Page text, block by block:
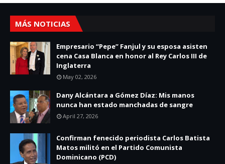
MÁS NOTICIAS
Empresario “Pepe” Fanjul y su esposa asisten
cena Casa Blanca en honor al Rey Carlos III de
Inglaterra
May 02, 2026
Dany Alcántara a Gómez Díaz: Mis manos
nunca han estado manchadas de sangre
April 27, 2026
Confirman fenecido periodista Carlos Batista
Matos militó en el Partido Comunista
Dominicano (PCD)